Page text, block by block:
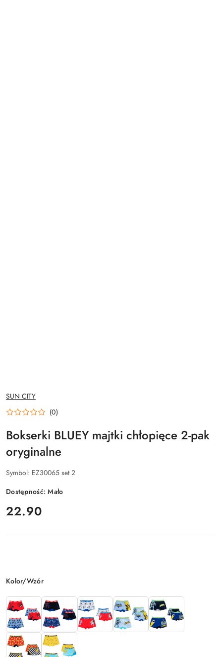
NAZWA
PRODUCENTA:
SUN CITY
(0)
Bokserki BLUEY majtki chłopięce 2-pak
oryginalne
Symbol: EZ30065 set 2
Dostępność:Mało
cena:
22.90
Wariant
Kolor/Wzór